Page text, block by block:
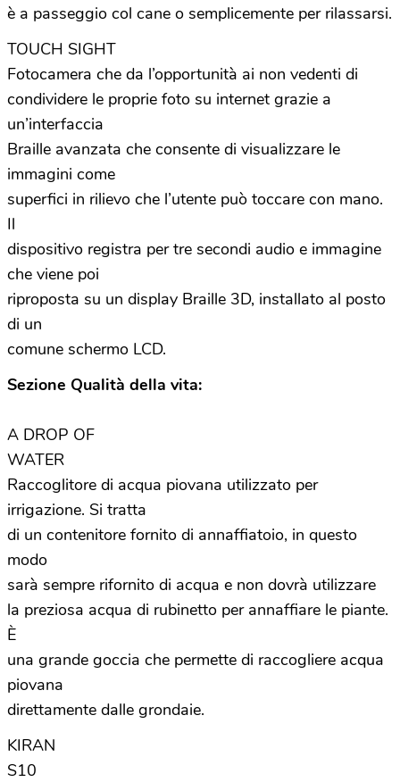
è a passeggio col cane o semplicemente per rilassarsi.
TOUCH SIGHT
Fotocamera che da l’opportunità ai non vedenti di
condividere le proprie foto su internet grazie a
un’interfaccia
Braille avanzata che consente di visualizzare le
immagini come
superfici in rilievo che l’utente può toccare con mano.
Il
dispositivo registra per tre secondi audio e immagine
che viene poi
riproposta su un display Braille 3D, installato al posto
di un
comune schermo LCD.
Sezione Qualità della vita:
A DROP OF
WATER
Raccoglitore di acqua piovana utilizzato per
irrigazione. Si tratta
di un contenitore fornito di annaffiatoio, in questo
modo
sarà sempre rifornito di acqua e non dovrà utilizzare
la preziosa acqua di rubinetto per annaffiare le piante.
È
una grande goccia che permette di raccogliere acqua
piovana
direttamente dalle grondaie.
KIRAN
S10